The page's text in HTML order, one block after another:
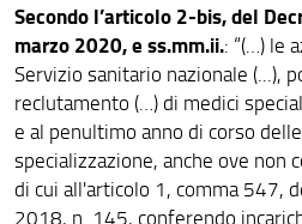
Secondo l’articolo 2-bis, del
marzo 2020, e ss.mm.ii.: “(…) le
Servizio sanitario nazionale (...),
reclutamento (…) di medici
e al penultimo anno di corso
specializzazione, anche ove non
di cui all'articolo 1, comma 547,
2018, n. 145, conferendo